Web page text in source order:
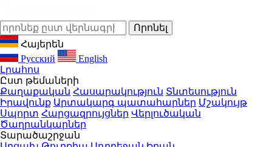
Հայերեն
Русский
English
Լրահոս
Ըստ թեմաների
Քաղաքական Հասարակություն Տնտեսություն
Իրավունք Արտակարգ պատահարներ Մշակույթ
Սպորտ Հարցազրույցներ Վերլուծական
Ծաղրանկարներ
Տարածաշրջան